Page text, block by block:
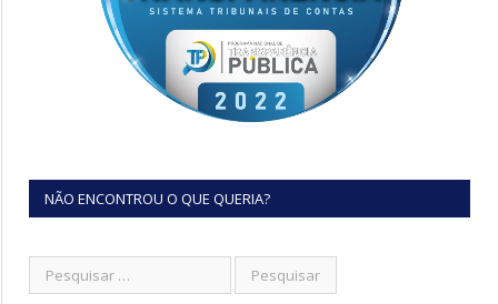
NÃO ENCONTROU O QUE QUERIA?